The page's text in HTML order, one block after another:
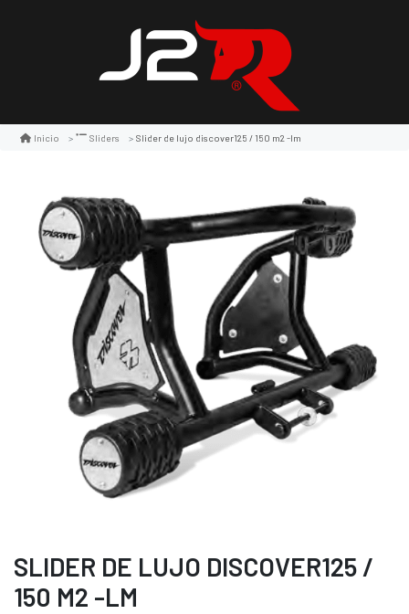
Inicio Sliders Slider de lujo discover125 / 150 m2 -lm
SLIDER DE LUJO DISCOVER125 /
150 M2 -LM